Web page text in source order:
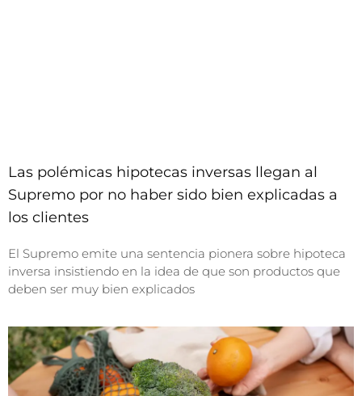
Las polémicas hipotecas inversas llegan al
Supremo por no haber sido bien explicadas a
los clientes
El Supremo emite una sentencia pionera sobre hipoteca
inversa insistiendo en la idea de que son productos que
deben ser muy bien explicados